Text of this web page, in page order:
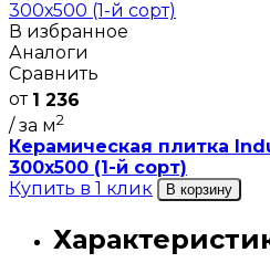
В избранное
Аналоги
Сравнить
от 1 236
/ за м2
Керамическая плитка
300х500 (1-й сорт)
Купить в 1 клик
В корзину